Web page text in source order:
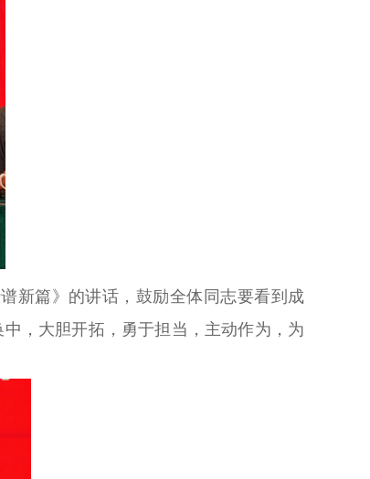
新篇》的讲话，鼓励全体同志要看到成
，大胆开拓，勇于担当，主动作为，为